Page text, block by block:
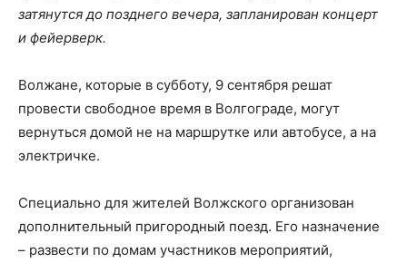
затянутся до позднего вечера, запланирован концерт
и фейерверк.
Волжане, которые в субботу, 9 сентября решат
провести свободное время в Волгограде, могут
вернуться домой не на маршрутке или автобусе, а на
электричке.
Специально для жителей Волжского организован
дополнительный пригородный поезд. Его назначение
– развести по домам участников мероприятий,